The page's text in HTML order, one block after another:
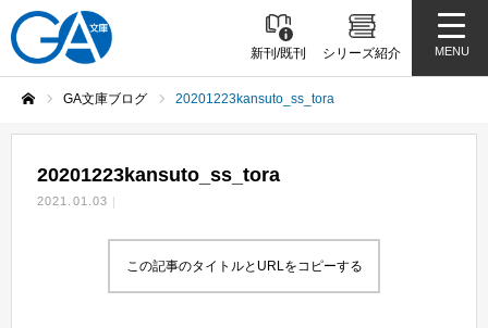
新刊/既刊 シリーズ紹介 MENU
GA文庫ブログ 20201223kansuto_ss_tora
20201223kansuto_ss_tora
2021.01.03
この記事のタイトルとURLをコピーする